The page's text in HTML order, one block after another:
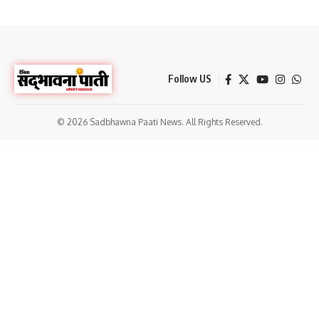
Follow US
© 2026 Sadbhawna Paati News. All Rights Reserved.